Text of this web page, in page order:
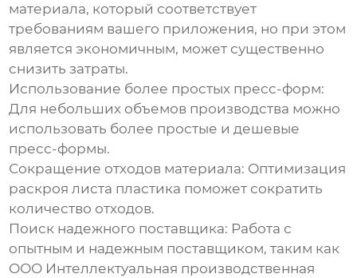
материала, который соответствует
требованиям вашего приложения, но при этом
является экономичным, может существенно
снизить затраты.
Использование более простых пресс-форм:
Для небольших объемов производства можно
использовать более простые и дешевые
пресс-формы.
Сокращение отходов материала: Оптимизация
раскроя листа пластика поможет сократить
количество отходов.
Поиск надежного поставщика: Работа с
опытным и надежным поставщиком, таким как
ООО Интеллектуальная производственная